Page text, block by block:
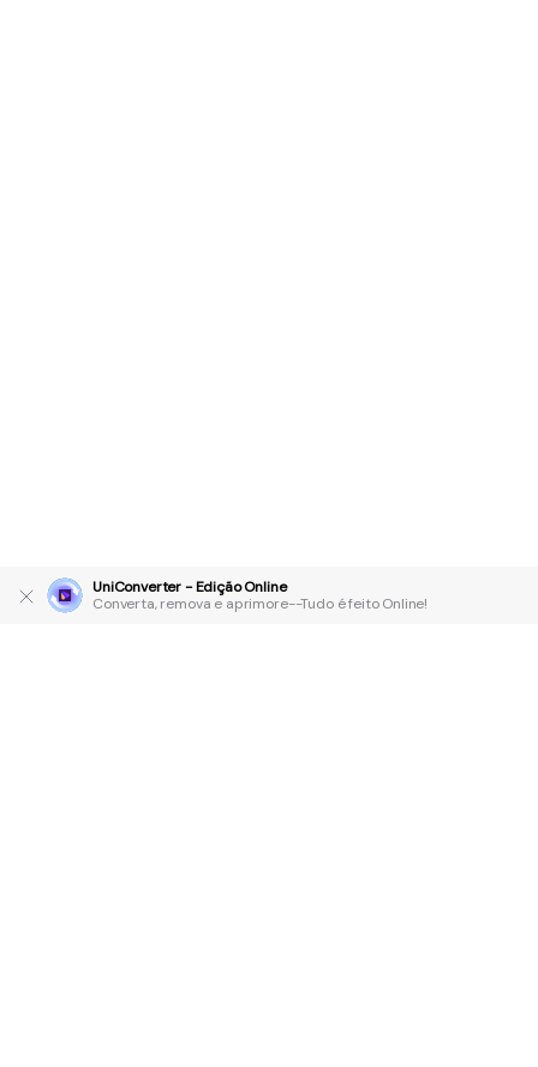
UniConverter - Edição Online
Converta, remova e aprimore--Tudo é feito Online!